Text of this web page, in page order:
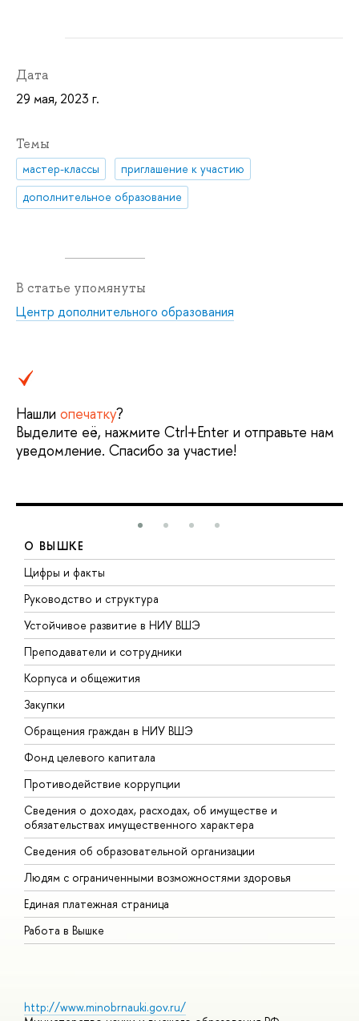
Дата
29 мая, 2023 г.
Темы
мастер-классы
приглашение к участию
дополнительное образование
В статье упомянуты
Центр дополнительного образования
Нашли опечатку?
Выделите её, нажмите Ctrl+Enter и отправьте нам
уведомление. Спасибо за участие!
О ВЫШКЕ
Цифры и факты
Руководство и структура
Устойчивое развитие в НИУ ВШЭ
Преподаватели и сотрудники
Корпуса и общежития
Закупки
Обращения граждан в НИУ ВШЭ
Фонд целевого капитала
Противодействие коррупции
Сведения о доходах, расходах, об имуществе и
обязательствах имущественного характера
Сведения об образовательной организации
Людям с ограниченными возможностями здоровья
Единая платежная страница
Работа в Вышке
http://www.minobrnauki.gov.ru/